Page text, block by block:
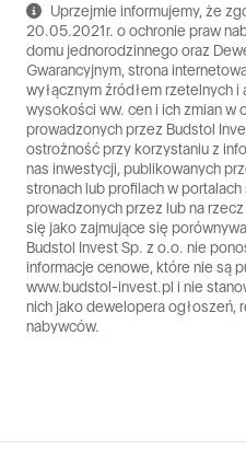
Uprzejmie informujemy, że
20.05.2021r. o ochronie praw
domu jednorodzinnego oraz
Gwarancyjnym, strona
wyłącznym źródłem rzetelnych i
wysokości ww. cen i ich zmian w
prowadzonych przez Budstol
ostrożność przy korzystaniu z
nas inwestycji, publikowanych
stronach lub profilach w
prowadzonych przez lub na
się jako zajmujące się
Budstol Invest Sp. z o.o. nie
informacje cenowe, które nie są
www.budstol-invest.pl i nie
nich jako dewelopera ogłoszeń,
nabywców.